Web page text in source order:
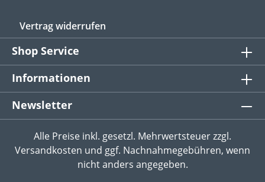
Vertrag widerrufen
Shop Service
Informationen
Newsletter
Alle Preise inkl. gesetzl. Mehrwertsteuer zzgl.
Versandkosten und ggf. Nachnahmegebühren, wenn
nicht anders angegeben.